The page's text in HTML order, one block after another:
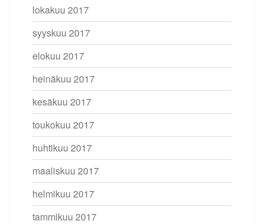
lokakuu 2017
syyskuu 2017
elokuu 2017
heinäkuu 2017
kesäkuu 2017
toukokuu 2017
huhtikuu 2017
maaliskuu 2017
helmikuu 2017
tammikuu 2017